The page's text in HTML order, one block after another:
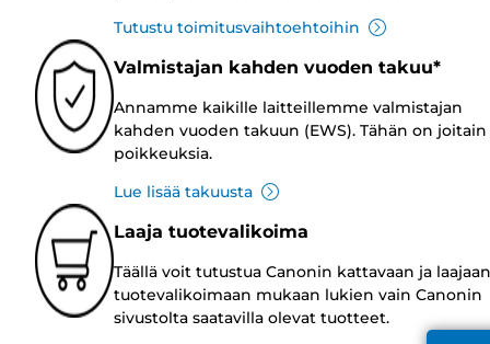
Tutustu toimitusvaihtoehtoihin
Valmistajan kahden vuoden takuu*
Annamme kaikille laitteillemme valmistajan
kahden vuoden takuun (EWS). Tähän on joitain
poikkeuksia.
Lue lisää takuusta
Laaja tuotevalikoima
Täällä voit tutustua Canonin kattavaan ja laajaan
tuotevalikoimaan mukaan lukien vain Canonin
sivustolta saatavilla olevat tuotteet.